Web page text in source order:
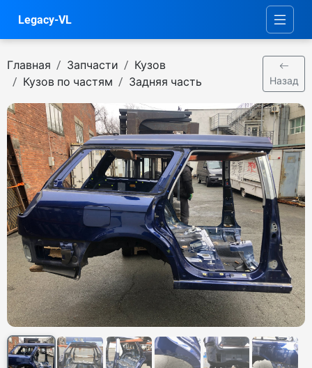
Legacy-VL
Главная Запчасти
Кузов
Кузов по частям
Задняя часть Назад